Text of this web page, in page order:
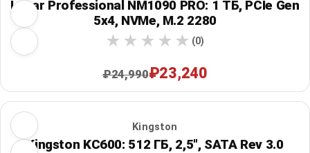
Lexar Professional NM1090 PRO: 1 ТБ, PCIe Gen
5x4, NVMe, M.2 2280
(0)
₽24,990₽23,240
Kingston
Kingston KC600: 512 ГБ, 2,5", SATA Rev 3.0